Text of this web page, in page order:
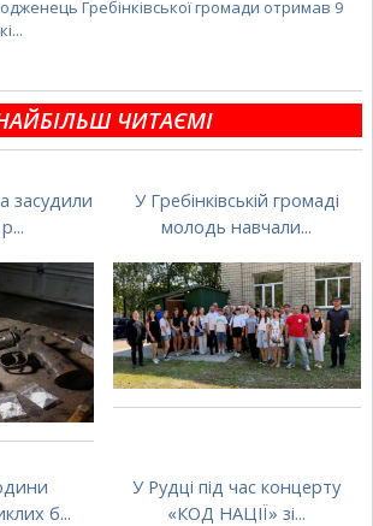
Гребінківської громади отримав 9
ЧИТАЄМІ
засудили
У Гребінківській громаді
молодь навчали...
б...
У Рудці під час концерту
«КОД НАЦІЇ» зі...